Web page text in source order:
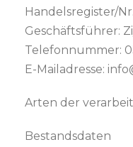
Handelsregister/
Geschäftsführer:
Telefonnummer:
E-Mailadresse:
Arten der
Bestandsdaten